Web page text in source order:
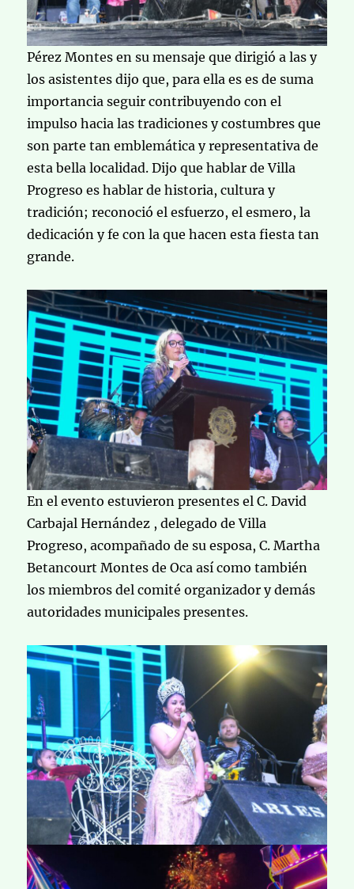
Pérez Montes en su mensaje que dirigió a las y
los asistentes dijo que, para ella es es de suma
importancia seguir contribuyendo con el
impulso hacia las tradiciones y costumbres que
son parte tan emblemática y representativa de
esta bella localidad. Dijo que hablar de Villa
Progreso es hablar de historia, cultura y
tradición; reconoció el esfuerzo, el esmero, la
dedicación y fe con la que hacen esta fiesta tan
grande.
En el evento estuvieron presentes el C. David
Carbajal Hernández , delegado de Villa
Progreso, acompañado de su esposa, C. Martha
Betancourt Montes de Oca así como también
los miembros del comité organizador y demás
autoridades municipales presentes.